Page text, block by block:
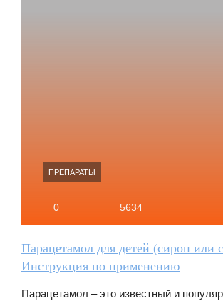
ПРЕПАРАТЫ
0 5634
Парацетамол для детей (сироп или
Инструкция по применению
Парацетамол – это известный и